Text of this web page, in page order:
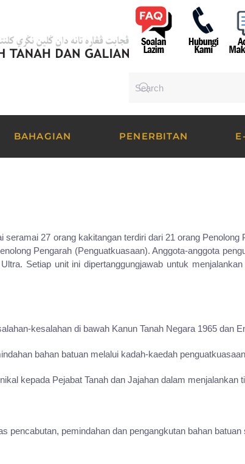
BAHAGIAN PENERBITAN
seramai 27 orang kakitangan terdiri dari 21 orang Penolong
Pengarah (Penguatkuasaan). Anggota-anggota
Setiap unit ini dipertanggungjawab untuk
kesalahan di bawah Kanun Tanah Negara 1965 dan
bahan batuan melalui kadah-kaedah
kepada Pejabat Tanah dan Jajahan dalam menjalankan
pencabutan, pemindahan dan pengangkutan bahan